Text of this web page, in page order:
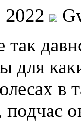
2022
так
для
в